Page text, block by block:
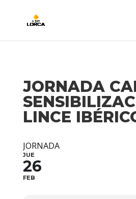
JORNADA
LINCE
JORNADA
JUE
26
FEB